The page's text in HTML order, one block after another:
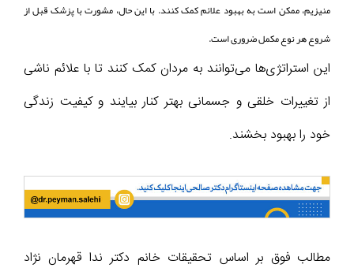
منیزیم، ممکن است به بهبود علائم کمک کنند. با این حال، مشورت با پزشک قبل از
شروع هر نوع مکمل ضروری است.
این استراتژی‌ها می‌توانند به مردان کمک کنند تا با علائم ناشی
از تغییرات خلقی و جسمانی بهتر کنار بیایند و کیفیت زندگی
خود را بهبود بخشند.
مطالب فوق بر اساس تحقیقات خانم دکتر ندا قهرمان نژاد